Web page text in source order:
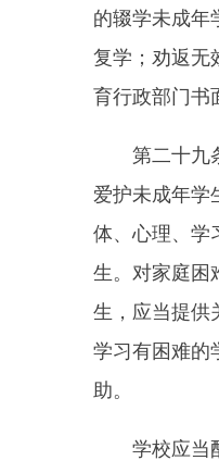
第三十四条
当提供必要的卫
年人的卫生保健
第三十五条
当建立安全管理
进行安全教育，
备安保人员，保
在园期间的人身
学校、幼儿
其他设施、场所